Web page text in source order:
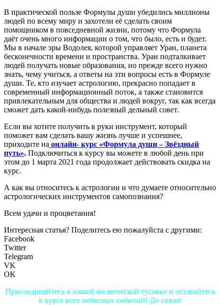
В практической пользе Формулы души убедились миллионы
людей по всему миру и захотели её сделать своим
помощником в повседневной жизни, потому что Формула
даёт очень много информации о том, что было, есть и будет.
Мы в начале эры Водолея, которой управляет Уран, планета
бесконечности времени и пространства. Уран подталкивает
людей получать новые образования, но прежде всего нужно
знать, чему учиться, а ответы на эти вопросы есть в Формуле
души. Те, кто изучает астрологию, прекрасно попадает в
современный информационный поток, а также становится
привлекательным для общества и людей вокруг, так как всегда
сможет дать какой-нибудь полезный дельный совет.
Если вы хотите получить в руки инструмент, который
поможет вам сделать вашу жизнь лучше и успешнее,
приходите на онлайн- курс «Формула души – Звёздный
путь». Подключиться к курсу вы можете в любой день при
этом до 1 марта 2021 года продолжает действовать скидка на
курс.
А как вы относитесь к астрологии и что думаете относительно
астрологических инструментов самопознания?
Всем удачи и процветания!
Интересная статья? Поделитесь ею пожалуйста с другими:
Facebook
Twitter
Telegram
VK
OK
Присоединяйтесь к нашей космической тусовке и оставайтесь
в курсе всех небесных событий! До связи!